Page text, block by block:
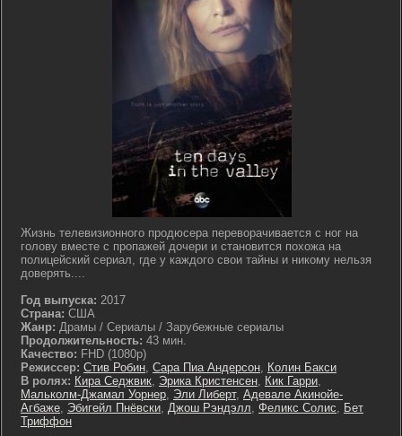
Жизнь телевизионного продюсера переворачивается с ног на
голову вместе с пропажей дочери и становится похожа на
полицейский сериал, где у каждого свои тайны и никому нельзя
доверять....
Год выпуска: 2017
Страна: США
Жанр: Драмы / Сериалы / Зарубежные сериалы
Продолжительность: 43 мин.
Качество: FHD (1080p)
Режиссер: Стив Робин, Сара Пиа Андерсон, Колин Бакси
В ролях: Кира Седжвик, Эрика Кристенсен, Кик Гарри,
Мальколм-Джамал Уорнер, Эли Либерт, Адевале Акинойе-
Агбаже, Эбигейл Пнёвски, Джош Рэндэлл, Феликс Солис, Бет
Триффон